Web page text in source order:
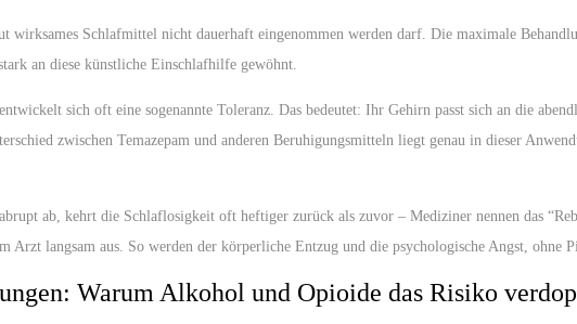
wirksames Schlafmittel nicht dauerhaft eingenommen werden darf. Die maximale
an diese künstliche Einschlafhilfe gewöhnt.
sich oft eine sogenannte Toleranz. Das bedeutet: Ihr Gehirn passt sich an die
zwischen Temazepam und anderen Beruhigungsmitteln liegt genau in dieser
ab, kehrt die Schlaflosigkeit oft heftiger zurück als zuvor – Mediziner nennen das
Arzt langsam aus. So werden der körperliche Entzug und die psychologische Angst, ohne
Warum Alkohol und Opioide das Risiko